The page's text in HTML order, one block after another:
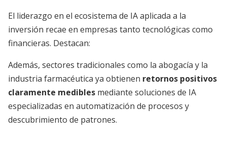
El liderazgo en el ecosistema de IA aplicada a la
inversión recae en empresas tanto tecnológicas como
financieras. Destacan:
Además, sectores tradicionales como la abogacía y la
industria farmacéutica ya obtienen retornos positivos
claramente medibles mediante soluciones de IA
especializadas en automatización de procesos y
descubrimiento de patrones.